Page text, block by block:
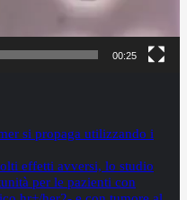
00:25
si propaga utilizzando i
effetti avversi, lo studio
per le pazienti con